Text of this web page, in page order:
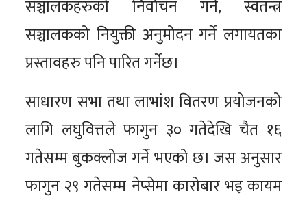
सञ्चालकहरुको निर्वाचन गर्ने, स्वतन्त्र
सञ्चालकको नियुक्ती अनुमोदन गर्ने लगायतका
प्रस्तावहरु पनि पारित गर्नेछ।
साधारण सभा तथा लाभांश वितरण प्रयोजनको
लागि लघुवित्तले फागुन ३० गतेदेखि चैत १६
गतेसम्म बुकक्लोज गर्ने भएको छ। जस अनुसार
फागुन २९ गतेसम्म नेप्सेमा कारोबार भइ कायम